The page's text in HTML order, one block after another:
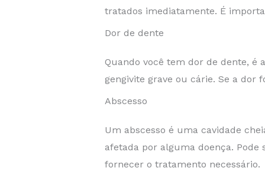
tratados imediatamente. É
Dor de dente
Quando você tem dor de dente, é
gengivite grave ou cárie. Se a dor
Abscesso
Um abscesso é uma cavidade
afetada por alguma doença.
fornecer o tratamento necessário.